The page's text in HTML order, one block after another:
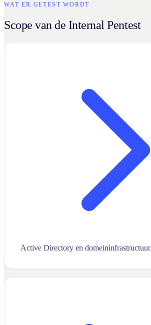
WAT ER GETEST WORDT
Scope van de Internal Pentest
Active Directory en domeininfrastructuur